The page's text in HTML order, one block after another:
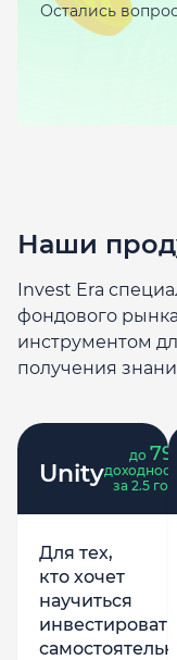
Остались
Наши
Invest Era
фондового
инструментом
получения
Unity
до 79
доходность
за 2.5 года
Для тех,
кто хочет
научиться
инвестировать